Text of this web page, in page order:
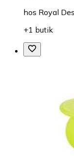
hos Royal
+1 butik